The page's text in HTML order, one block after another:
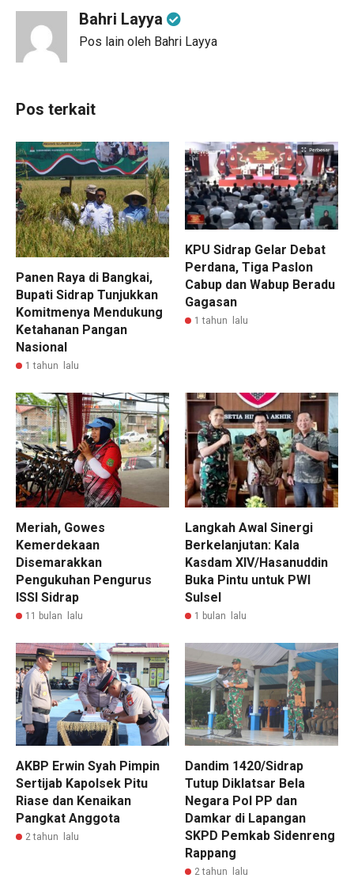
Bahri Layya
Pos lain oleh Bahri Layya
Pos terkait
Panen Raya di Bangkai,
Bupati Sidrap Tunjukkan
Komitmenya Mendukung
Ketahanan Pangan
Nasional
1 tahun lalu
KPU Sidrap Gelar Debat
Perdana, Tiga Paslon
Cabup dan Wabup Beradu
Gagasan
1 tahun lalu
Meriah, Gowes
Kemerdekaan
Disemarakkan
Pengukuhan Pengurus
ISSI Sidrap
11 bulan lalu
Langkah Awal Sinergi
Berkelanjutan: Kala
Kasdam XIV/Hasanuddin
Buka Pintu untuk PWI
Sulsel
1 bulan lalu
AKBP Erwin Syah Pimpin
Sertijab Kapolsek Pitu
Riase dan Kenaikan
Pangkat Anggota
2 tahun lalu
Dandim 1420/Sidrap
Tutup Diklatsar Bela
Negara Pol PP dan
Damkar di Lapangan
SKPD Pemkab Sidenreng
Rappang
2 tahun lalu